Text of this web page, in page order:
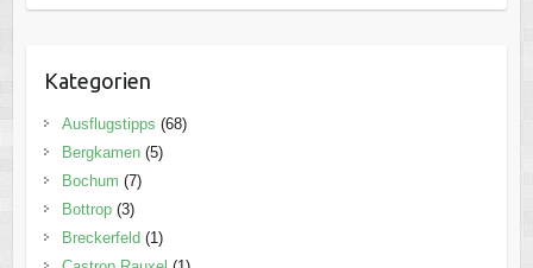
Kategorien
Ausflugstipps (68)
Bergkamen(5)
Bochum (7)
Bottrop(3)
Breckerfeld (1)